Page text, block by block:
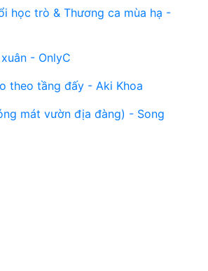
học trò & Thương ca mùa hạ -
- OnlyC
theo tầng đấy - Aki Khoa
mát vườn địa đàng) - Song